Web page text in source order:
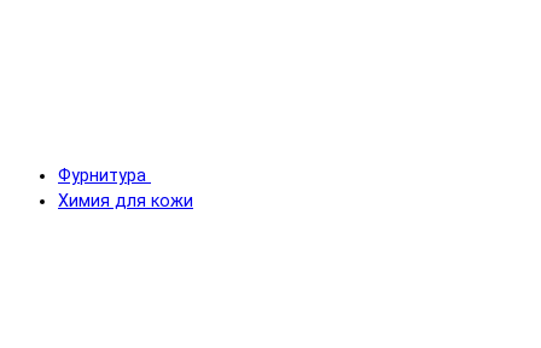
Фурнитура
Химия для кожи